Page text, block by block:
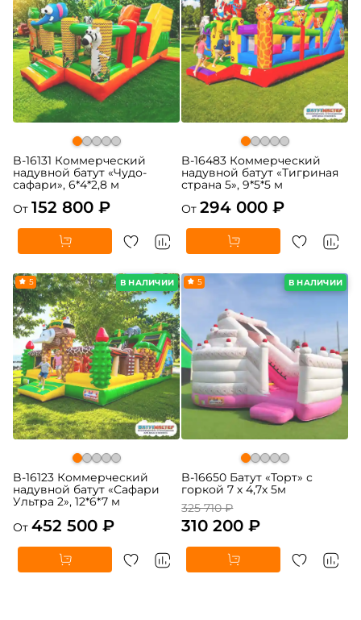
B-16131 Коммерческий
надувной батут «Чудо-
сафари», 6*4*2,8 м
От 152 800 ₽
B-16483 Коммерческий
надувной батут «Тигриная
страна 5», 9*5*5 м
От 294 000 ₽
В НАЛИЧИИ
5
B-16123 Коммерческий
надувной батут «Сафари
Ультра 2», 12*6*7 м
От 452 500 ₽
В НАЛИЧИИ
-5%
B-16650 Батут «Торт» с
горкой 7 х 4,7х 5м
325 710 ₽
310 200 ₽